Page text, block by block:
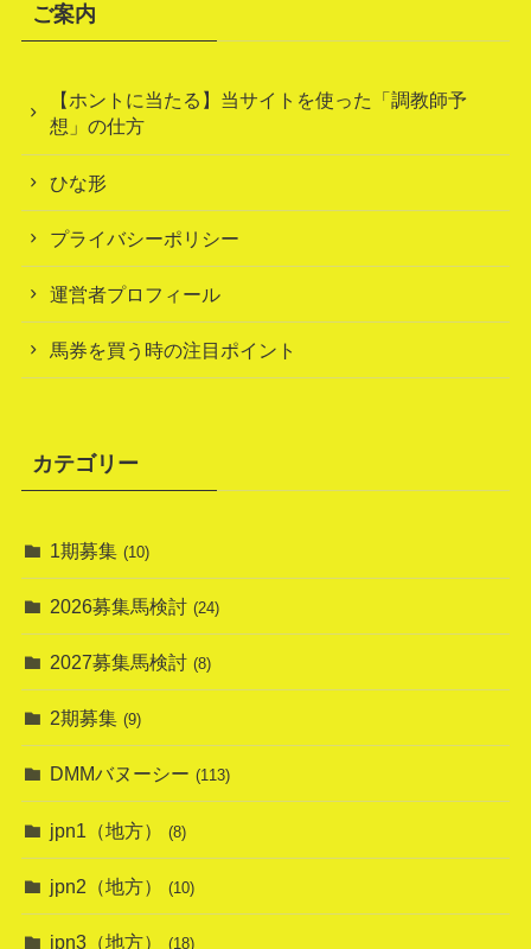
ご案内
【ホントに当たる】当サイトを使った「調教師予
想」の仕方
ひな形
プライバシーポリシー
運営者プロフィール
馬券を買う時の注目ポイント
カテゴリー
1期募集 (10)
2026募集馬検討 (24)
2027募集馬検討 (8)
2期募集 (9)
DMMバヌーシー (113)
jpn1（地方） (8)
jpn2（地方） (10)
jpn3（地方） (18)